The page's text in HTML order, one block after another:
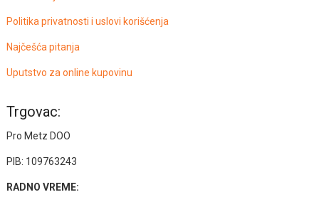
Politika privatnosti i uslovi korišćenja
Najčešća pitanja
Uputstvo za online kupovinu
Trgovac:
Pro Metz DOO
PIB: 109763243
RADNO VREME: